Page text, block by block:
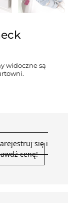
widoczne są
się i
cenę!